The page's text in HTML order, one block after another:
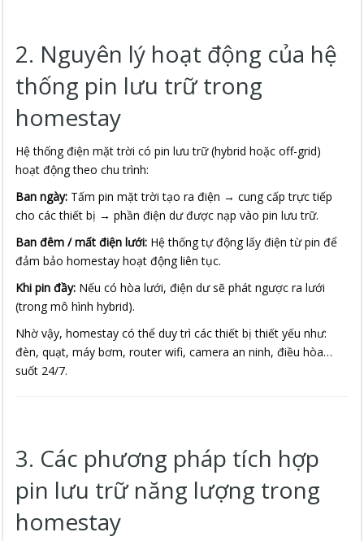
2. Nguyên lý hoạt động của hệ
thống pin lưu trữ trong
homestay
Hệ thống điện mặt trời có pin lưu trữ (hybrid hoặc off-grid)
hoạt động theo chu trình:
Ban ngày: Tấm pin mặt trời tạo ra điện → cung cấp trực tiếp
cho các thiết bị → phần điện dư được nạp vào pin lưu trữ.
Ban đêm / mất điện lưới: Hệ thống tự động lấy điện từ pin để
đảm bảo homestay hoạt động liên tục.
Khi pin đầy: Nếu có hòa lưới, điện dư sẽ phát ngược ra lưới
(trong mô hình hybrid).
Nhờ vậy, homestay có thể duy trì các thiết bị thiết yếu như:
đèn, quạt, máy bơm, router wifi, camera an ninh, điều hòa…
suốt 24/7.
3. Các phương pháp tích hợp
pin lưu trữ năng lượng trong
homestay